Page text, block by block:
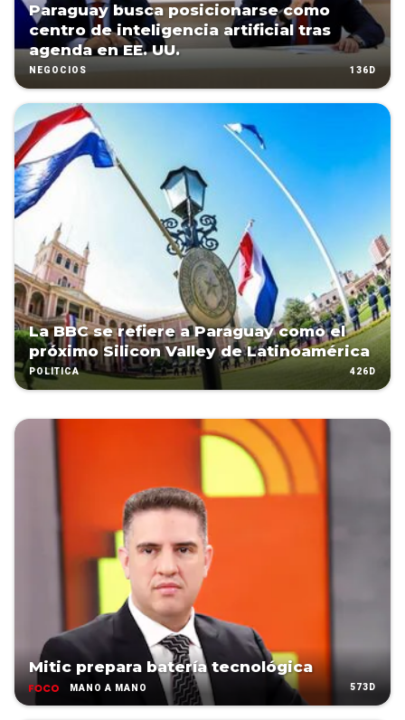
Paraguay busca posicionarse como
centro de inteligencia artificial tras
agenda en EE. UU.
NEGOCIOS 136D
La BBC se refiere a Paraguay como el
próximo Silicon Valley de Latinoamérica
POLÍTICA 426D
Mitic prepara batería tecnológica
MANO A MANO 573D